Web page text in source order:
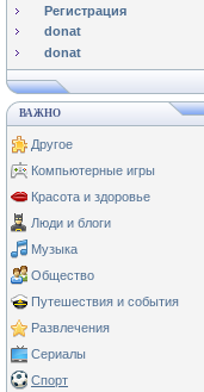
Регистрация
donat
donat
ВАЖНО
Другое
Компьютерные игры
Красота и здоровье
Люди и блоги
Музыка
Общество
Путешествия и события
Развлечения
Сериалы
Спорт